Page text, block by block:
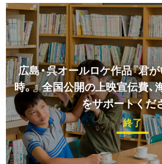
広島・呉オールロケ作品『君
時。』全国公開の上映宣伝費、
をサポートくだ
終了